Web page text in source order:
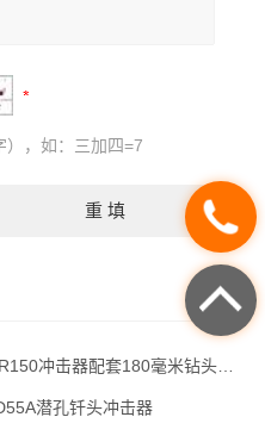
），如：三加四=7
配套180毫米钻头 销售厂家*售后服务
潜孔钎头冲击器